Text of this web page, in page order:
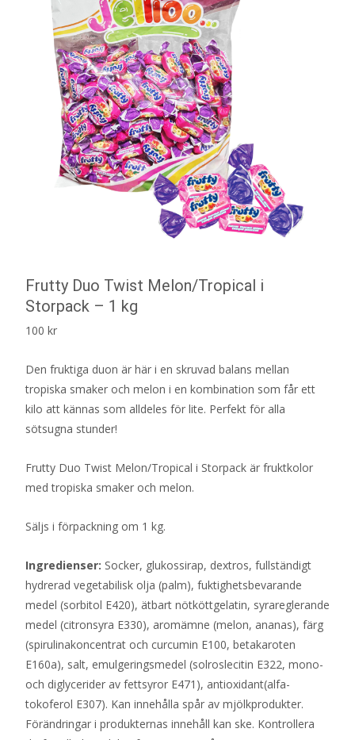
Frutty Duo Twist Melon/Tropical i
Storpack – 1 kg
100 kr
Den fruktiga duon är här i en skruvad balans mellan
tropiska smaker och melon i en kombination som får ett
kilo att kännas som alldeles för lite. Perfekt för alla
sötsugna stunder!
Frutty Duo Twist Melon/Tropical i Storpack är fruktkolor
med tropiska smaker och melon.
Säljs i förpackning om 1 kg.
Ingredienser: Socker, glukossirap, dextros, fullständigt
hydrerad vegetabilisk olja (palm), fuktighetsbevarande
medel (sorbitol E420), ätbart nötköttgelatin, syrareglerande
medel (citronsyra E330), aromämne (melon, ananas), färg
(spirulinakoncentrat och curcumin E100, betakaroten
E160a), salt, emulgeringsmedel (solroslecitin E322, mono-
och diglycerider av fettsyror E471), antioxidant(alfa-
tokoferol E307). Kan innehålla spår av mjölkprodukter.
Förändringar i produkternas innehåll kan ske. Kontrollera